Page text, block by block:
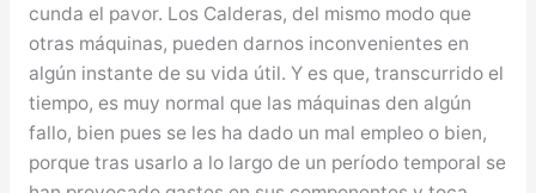
cunda el pavor. Los Calderas, del mismo modo que
otras máquinas, pueden darnos inconvenientes en
algún instante de su vida útil. Y es que, transcurrido el
tiempo, es muy normal que las máquinas den algún
fallo, bien pues se les ha dado un mal empleo o bien,
porque tras usarlo a lo largo de un período temporal se